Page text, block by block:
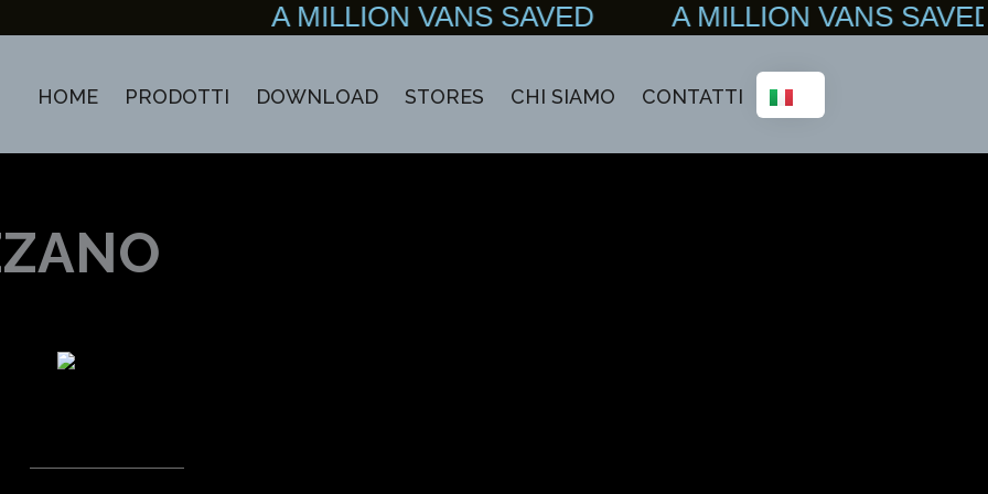
A MILLION VANS SAVED A MILLION VANS
HOME PRODOTTI DOWNLOAD STORES CHI SIAMO CONTATTI